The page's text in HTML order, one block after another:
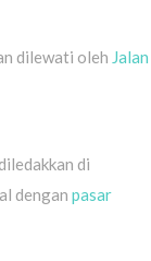
dilewati oleh Jalan
di
dengan pasar